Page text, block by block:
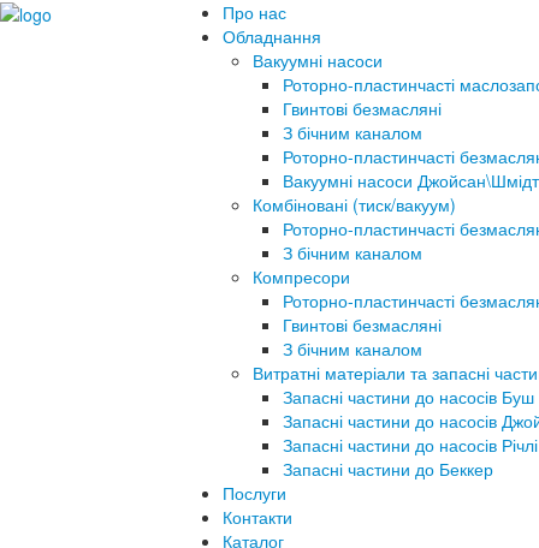
Про нас
Обладнання
Вакуумні насоси
Роторно-пластинчасті
Гвинтові безмасляні
З бічним каналом
Роторно-пластинчасті
Вакуумні насоси Джойсан\Шмідт
Комбіновані (тиск/вакуум)
Роторно-пластинчасті
З бічним каналом
Компресори
Роторно-пластинчасті
Гвинтові безмасляні
З бічним каналом
Витратні матеріали та запасні
Запасні частини до насосів Буш
Запасні частини до насосів
Запасні частини до насосів Річлі
Запасні частини до Беккер
Послуги
Контакти
Каталог